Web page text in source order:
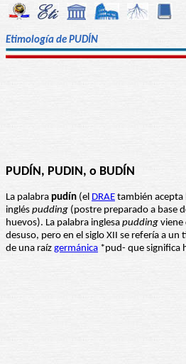
Etimología de PUDÍN
PUDÍN, PUDIN, o BUDÍN
La palabra pudín (el DRAE también
inglés pudding (postre preparado a base
huevos). La palabra inglesa pudding viene
desuso, pero en el siglo XII se refería a un
de una raíz germánica *pud- que significa